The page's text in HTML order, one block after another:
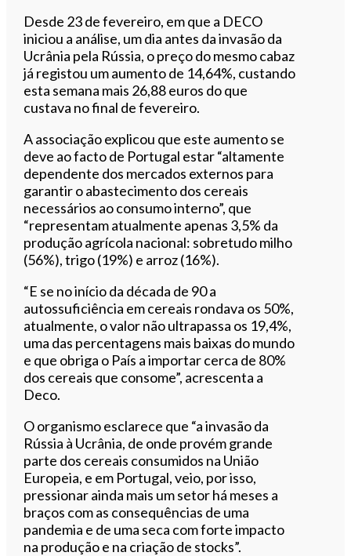
Desde 23 de fevereiro, em que a DECO
iniciou a análise, um dia antes da invasão da
Ucrânia pela Rússia, o preço do mesmo cabaz
já registou um aumento de 14,64%, custando
esta semana mais 26,88 euros do que
custava no final de fevereiro.
A associação explicou que este aumento se
deve ao facto de Portugal estar “altamente
dependente dos mercados externos para
garantir o abastecimento dos cereais
necessários ao consumo interno”, que
“representam atualmente apenas 3,5% da
produção agrícola nacional: sobretudo milho
(56%), trigo (19%) e arroz (16%).
“E se no início da década de 90 a
autossuficiência em cereais rondava os 50%,
atualmente, o valor não ultrapassa os 19,4%,
uma das percentagens mais baixas do mundo
e que obriga o País a importar cerca de 80%
dos cereais que consome”, acrescenta a
Deco.
O organismo esclarece que “a invasão da
Rússia à Ucrânia, de onde provém grande
parte dos cereais consumidos na União
Europeia, e em Portugal, veio, por isso,
pressionar ainda mais um setor há meses a
braços com as consequências de uma
pandemia e de uma seca com forte impacto
na produção e na criação de stocks”.